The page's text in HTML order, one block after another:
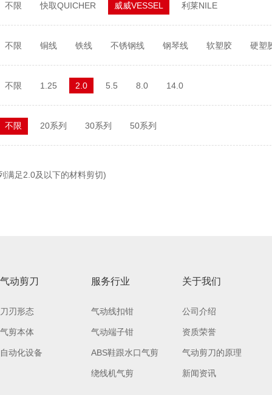
不限 快取QUICHER 威威VESSEL 利莱NILE
不限 铜线 铁线 不锈钢线 钢琴线 软塑胶 硬塑
不限 1.25 2.0 5.5 8.0 14.0
不限 20系列 30系列 50系列
满足2.0及以下的材料剪切)
气动剪刀
刀刃形态
气剪本体
自动化设备
服务行业
气动线扣钳
气动端子钳
ABS鞋跟水口气剪
绕线机气剪
关于我们
公司介绍
资质荣誉
气动剪刀的原理
新闻资讯